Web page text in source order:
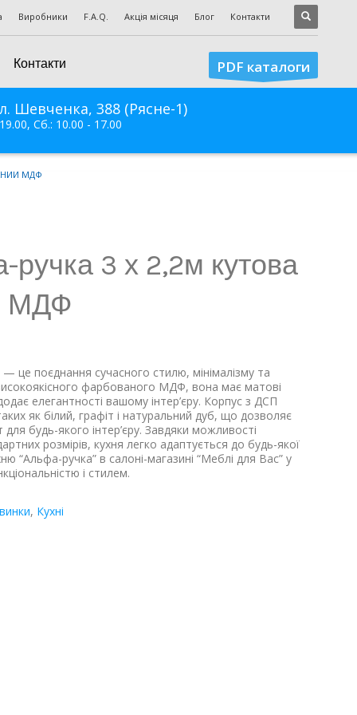
Виробники F.A.Q. Акція місяця Блог Контакти
Контакти PDF каталоги
Шевченка, 388 (Рясне-1)
Сб.: 10.00 - 17.00
МДФ
3 х 2,2м кутова
МДФ
— це поєднання сучасного стилю, мінімалізму та
фарбованого МДФ, вона має матові
елегантності вашому інтер’єру. Корпус з ДСП
як білий, графіт і натуральний дуб, що дозволяє
для будь-якого інтер’єру. Завдяки можливості
розмірів, кухня легко адаптується до будь-якої
“Альфа-ручка” в салоні-магазині “Меблі для Вас” у
і стилем.
, Кухні